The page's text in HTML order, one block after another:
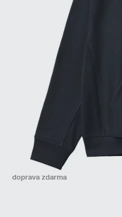
doprava zdarma